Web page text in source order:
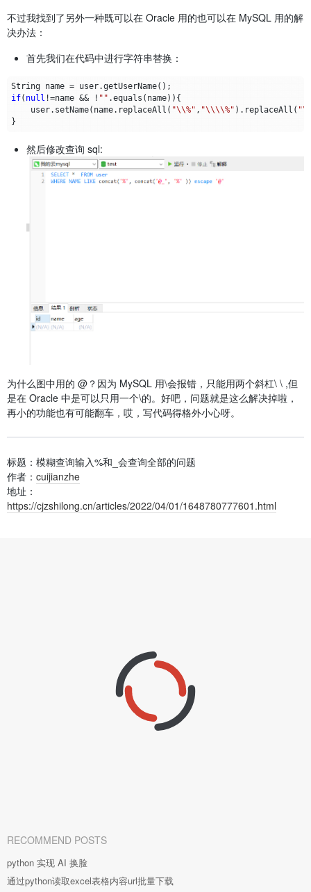
不过我找到了另外一种既可以在 Oracle 用的也可以在 MySQL 用的解
决办法：
首先我们在代码中进行字符串替换：
String name = user.getUserName();
if( null !=name && ! "" .equals ( name)){
user. setName( name. replaceAll ( "\\%" , "\\\\%" ). replaceAll (
}
然后修改查询 sql:
为什么图中用的 @？因为 MySQL 用\会报错，只能用两个斜杠\ \ ,但
是在 Oracle 中是可以只用一个\的。好吧，问题就是这么解决掉啦，
再小的功能也有可能翻车，哎，写代码得格外小心呀。
标题：模糊查询输入%和_会查询全部的问题
作者： cuijianzhe
地址：
https://cjzshilong.cn/articles/2022/04/01/1648780777601.html
RECOMMEND POSTS
python 实现 AI 换脸
通过python读取excel表格内容url批量下载